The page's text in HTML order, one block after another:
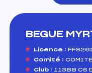
BEGUE
Licence :
Comité :
Club : 11388 CS